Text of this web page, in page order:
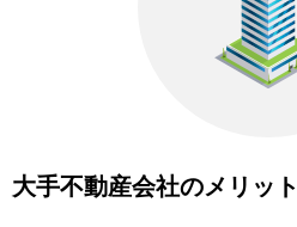
大手不動産会社のメリット